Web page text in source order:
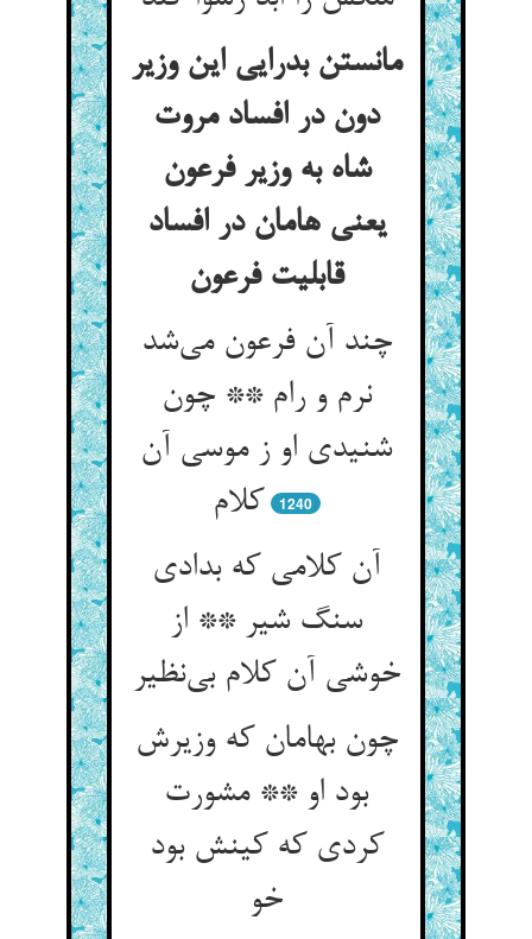
مانستن بدرایی این وزیر
دون در افساد مروت
شاه به وزیر فرعون
یعنی هامان در افساد
قابلیت فرعون
چند آن فرعون می‌شد
نرم و رام ** چون
شنیدی او ز موسی آن
کلام
1240
آن کلامی که بدادی
سنگ شیر ** از
خوشی آن کلام بی‌نظیر
چون بهامان که وزیرش
بود او ** مشورت
کردی که کینش بود
خو